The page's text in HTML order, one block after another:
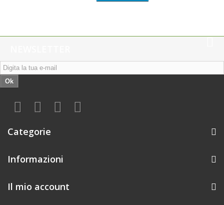
Ok
Categorie
Informazioni
Il mio account